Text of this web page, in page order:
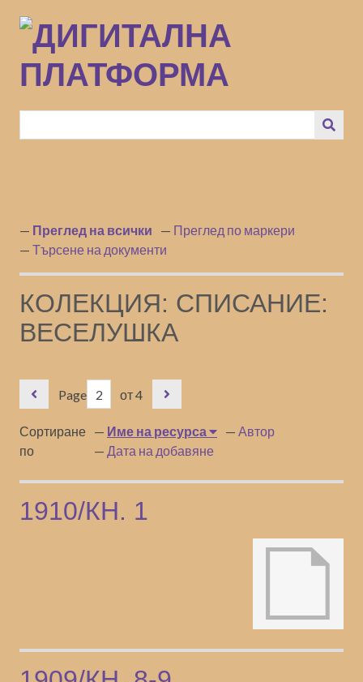
към
основното
съдържание
Преглед на всички
Преглед по маркери
Търсене на документи
КОЛЕКЦИЯ: СПИСАНИЕ:
ВЕСЕЛУШКА
Page от 4
Сортиране
по
Име на ресурса
Автор
Дата на добавяне
1910/КН. 1